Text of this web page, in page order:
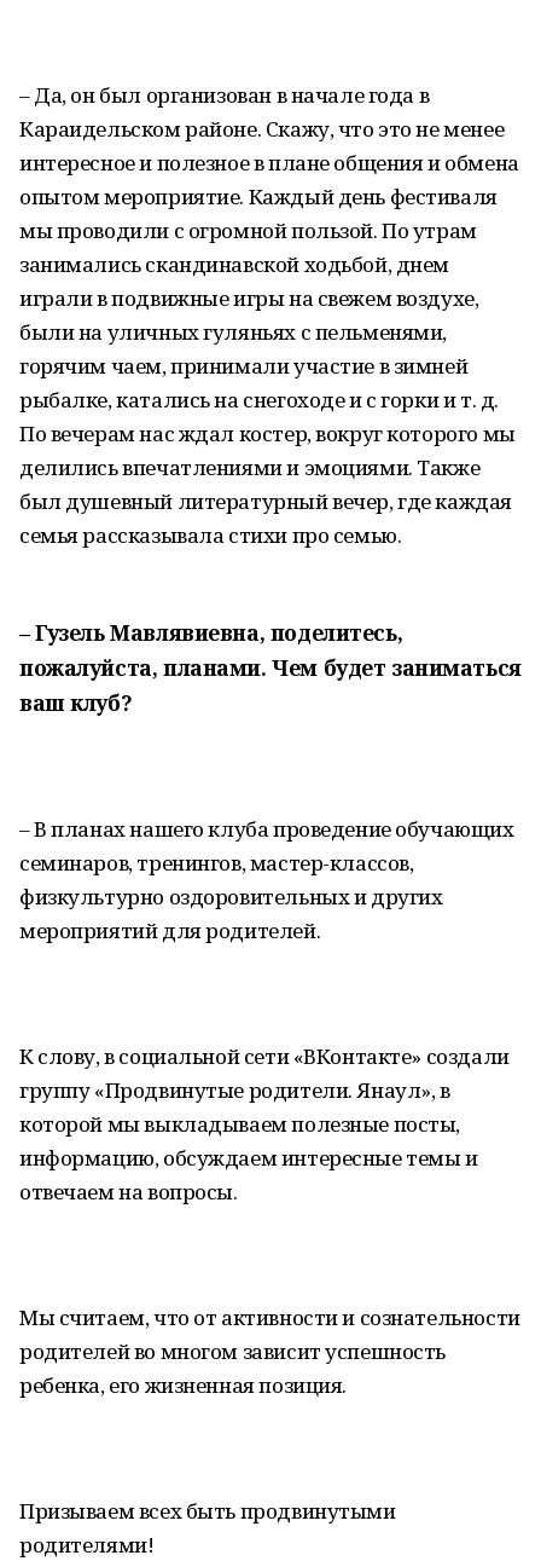
– Да, он был организован в начале года в
Караидельском районе. Скажу, что это не менее
интересное и полезное в плане общения и обмена
опытом мероприятие. Каждый день фестиваля
мы проводили с огромной пользой. По утрам
занимались скандинавской ходьбой, днем
играли в подвижные игры на свежем воздухе,
были на уличных гуляньях с пельменями,
горячим чаем, принимали участие в зимней
рыбалке, катались на снегоходе и с горки и т. д.
По вечерам нас ждал костер, вокруг которого мы
делились впечатлениями и эмоциями. Также
был душевный литературный вечер, где каждая
семья рассказывала стихи про семью.
– Гузель Мавлявиевна, поделитесь,
пожалуйста, планами. Чем будет заниматься
ваш клуб?
– В планах нашего клуба проведение обучающих
семинаров, тренингов, мастер-классов,
физкультурно оздоровительных и других
мероприятий для родителей.
К слову, в социальной сети «ВКонтакте» создали
группу «Продвинутые родители. Янаул», в
которой мы выкладываем полезные посты,
информацию, обсуждаем интересные темы и
отвечаем на вопросы.
Мы считаем, что от активности и сознательности
родителей во многом зависит успешность
ребенка, его жизненная позиция.
Призываем всех быть продвинутыми
родителями!